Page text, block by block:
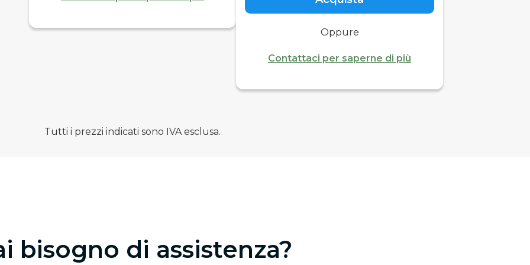
Oppure
Contattaci per saperne di più
Tutti i prezzi indicati sono IVA esclusa.
bisogno di assistenza?